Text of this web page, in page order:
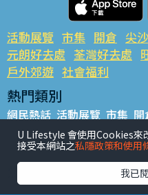
活動展覽 市集 開倉 尖
元朗好去處 荃灣好去處
戶外郊遊 社會福利
熱門類別
網民熱話 活動展覽 市集 開
銅鑼灣好去處 元朗好去處
餐廳情報 戶外郊遊
熱門標籤
#UGO搵好去處 #人氣活動
U Lifestyle 會使用Cookies來
接受本網站之私隱政策和使用
我已